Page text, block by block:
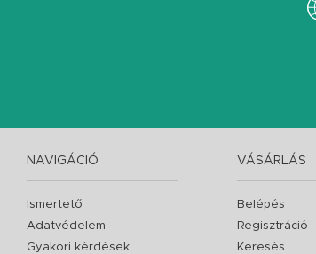
NAVIGÁCIÓ
Ismertető
Adatvédelem
Gyakori kérdések
VÁSÁRLÁS
Belépés
Regisztráció
Keresés